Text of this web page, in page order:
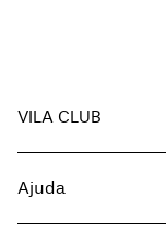
VILA CLUB
Acompanhar encomenda
Ajuda